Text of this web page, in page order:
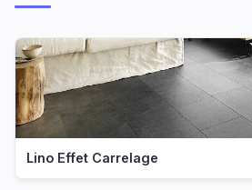
Lino Effet Carrelage